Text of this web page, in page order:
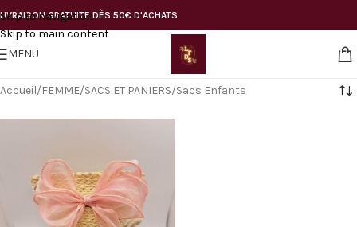
Skip to navigation
Skip to main content
LIVRAISON GRATUITE DÈS 50€ D'ACHATS
MENU
Accueil FEMME SACS ET PANIERS Sacs Enfants